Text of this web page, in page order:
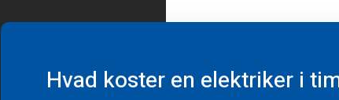
Hvad koster en elektriker i